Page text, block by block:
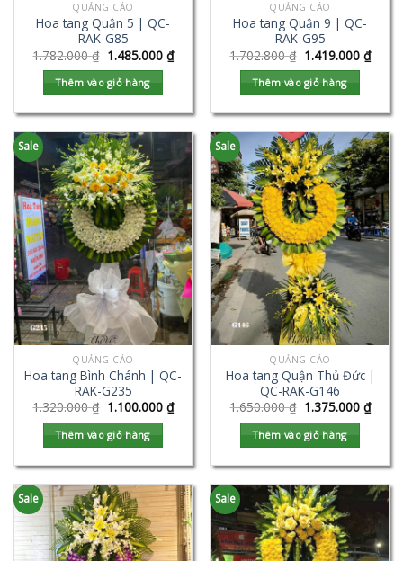
QUẢNG CÁO
Hoa tang Quận 5 | QC-
RAK-G85
1.782.000₫ 1.485.000 ₫
Thêm vào giỏ hàng
QUẢNG CÁO
Hoa tang Quận 9 | QC-
RAK-G95
1.702.800₫ 1.419.000 ₫
Thêm vào giỏ hàng
Sale
QUẢNG CÁO
Hoa tang Bình Chánh | QC-
RAK-G235
1.320.000₫ 1.100.000 ₫
Thêm vào giỏ hàng
Sale
QUẢNG CÁO
Hoa tang Quận Thủ Đức |
QC-RAK-G146
1.650.000₫ 1.375.000 ₫
Thêm vào giỏ hàng
Sale Sale